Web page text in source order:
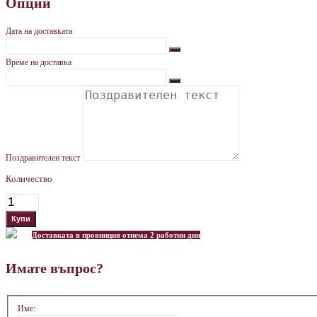
Дата на доставката
Време на доставка
Поздравителен текст
Количество
Доставката в провинция отнема 2 работни дни
Имате въпрос?
Име: